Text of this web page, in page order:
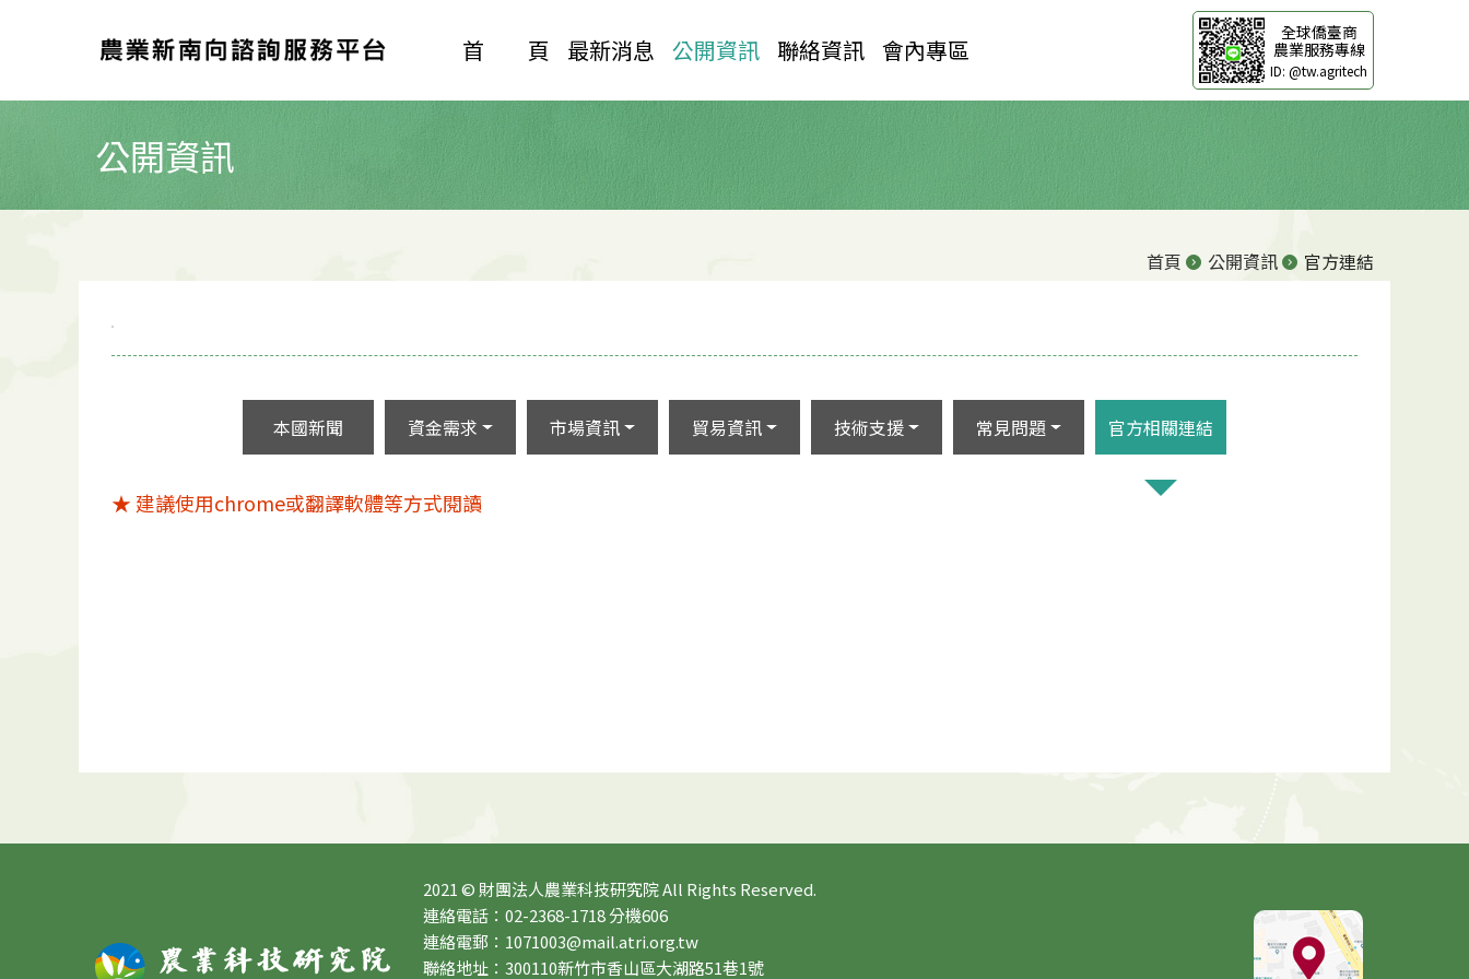
首 頁 最新消息 公開資訊 聯絡資訊 會內專區
全球僑臺商
農業服務專線
ID: @tw.agritech
公開資訊
首頁 公開資訊 官方連結
本國新聞 資金需求 市場資訊 貿易資訊 技術支援 常見問題 官方相關連結
★ 建議使用chrome或翻譯軟體等方式閱讀
2021 © 財團法人農業科技研究院 All Rights Reserved.
連絡電話：02-2368-1718 分機606
連絡電郵：1071003@mail.atri.org.tw
聯絡地址：300110新竹市香山區大湖路51巷1號